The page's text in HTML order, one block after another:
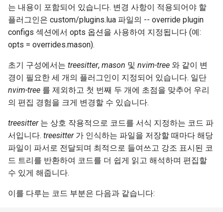
는 내용이 포함되어 있습니다. 변경 사항이 적용되어야 할
플러그인은 custom/plugins.lua 파일의 -- override plugin
configs 섹션에서 opts 옵션을 사용하여 지정됩니다 (예:
opts = overrides.mason).
초기 구성에서는 treesitter, mason 및 nvim-tree 와 같이 변
경이 필요한 세 개의 플러그인이 지정되어 있습니다. 일단
nvim-tree 를 제외하고 첫 번째 두 개에 초점을 맞추어 우리
의 편집 경험을 크게 변경할 수 있습니다.
treesitter는 상호 작용적으로 코드를 서식 지정하는 코드 파
서입니다. treesitter가 인식하는 파일을 저장할 때마다 해당
파일이 파서로 전달되며 최적으로 들여쓰고 강조 표시된 코
드 트리를 반환하여 코드를 더 쉽게 읽고 해석하며 편집할
수 있게 해줍니다.
이를 다루는 코드 부분은 다음과 같습니다: